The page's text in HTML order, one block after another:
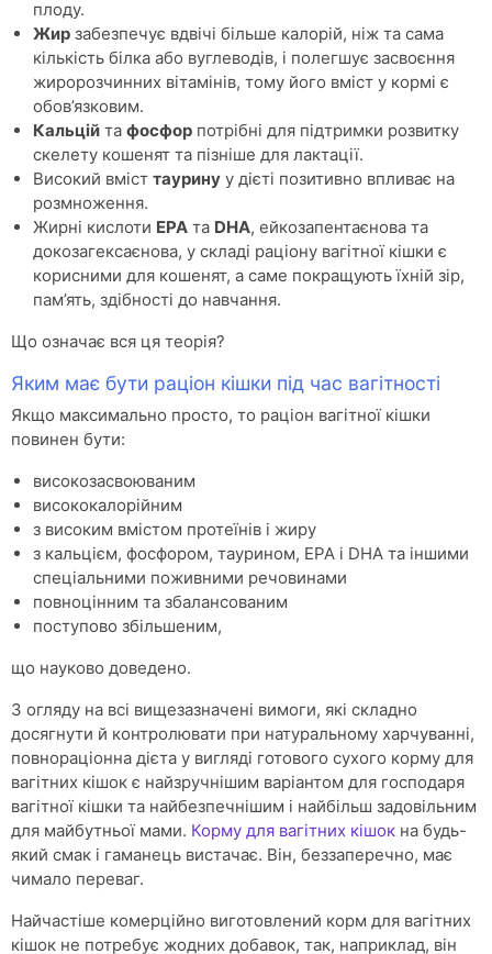
плоду.
Жир забезпечує вдвічі більше калорій, ніж та сама
кількість білка або вуглеводів, і полегшує засвоєння
жиророзчинних вітамінів, тому його вміст у кормі є
обов’язковим.
Кальцій та фосфор потрібні для підтримки розвитку
скелету кошенят та пізніше для лактації.
Високий вміст таурину у дієті позитивно впливає на
розмноження.
Жирні кислоти EPA та DHA, ейкозапентаєнова та
докозагексаєнова, у складі раціону вагітної кішки є
корисними для кошенят, а саме покращують їхній зір,
пам’ять, здібності до навчання.
Що означає вся ця теорія?
Яким має бути раціон кішки під час вагітності
Якщо максимально просто, то раціон вагітної кішки
повинен бути:
високозасвоюваним
висококалорійним
з високим вмістом протеїнів і жиру
з кальцієм, фосфором, таурином, EPA і DHA та іншими
спеціальними поживними речовинами
повноцінним та збалансованим
поступово збільшеним,
що науково доведено.
З огляду на всі вищезазначені вимоги, які складно
досягнути й контролювати при натуральному харчуванні,
повнораціонна дієта у вигляді готового сухого корму для
вагітних кішок є найзручнішим варіантом для господаря
вагітної кішки та найбезпечнішим і найбільш задовільним
для майбутньої мами. Корму для вагітних кішок на будь-
який смак і гаманець вистачає. Він, беззаперечно, має
чимало переваг.
Найчастіше комерційно виготовлений корм для вагітних
кішок не потребує жодних добавок, так, наприклад, він